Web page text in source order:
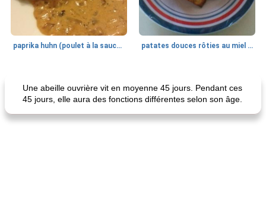
paprika huhn (poulet à la sauce paprika). patates douces rôties au miel / kumara
Une abeille ouvrière vit en moyenne 45 jours. Pendant ces
45 jours, elle aura des fonctions différentes selon son âge.